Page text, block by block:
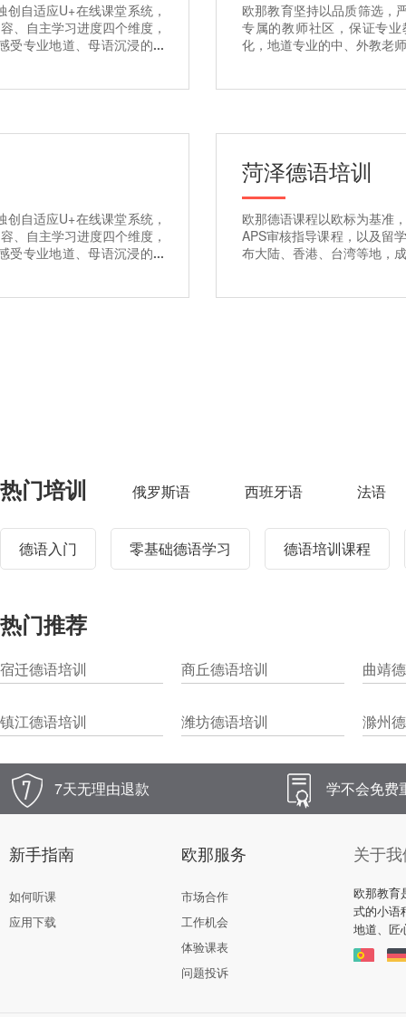
自适应U+在线课堂系统，
、自主学习进度四个维度，
受专业地道、母语沉浸的学
欧那教育坚持以品质筛选，
专属的教师社区，保证专
化，地道专业的中、外教老
自适应U+在线课堂系统，
、自主学习进度四个维度，
受专业地道、母语沉浸的学
菏泽德语培训
欧那德语课程以欧标为基准
APS审核指导课程，以及留
布大陆、香港、台湾等地，
热门培训 俄罗斯语 西班牙语 法语
德语入门 零基础德语学习 德语培训课程
热门推荐
宿迁德语培训 商丘德语培训 曲靖
镇江德语培训 潍坊德语培训 滁州
7天无理由退款 学不会免费
新手指南
如何听课
应用下载
欧那服务
市场合作
工作机会
体验课表
问题投诉
关于
欧那教育
式的小语
地道、匠